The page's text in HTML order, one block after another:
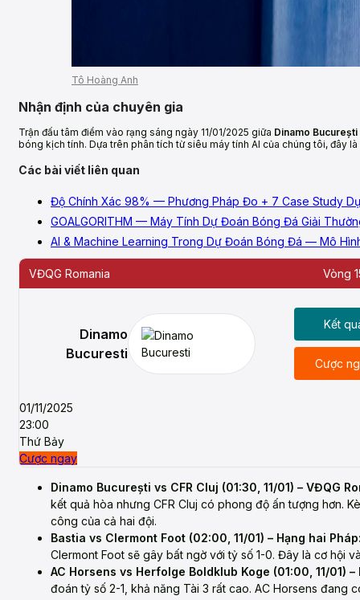
Tô Hoàng Anh
Nhận định của chuyên gia
Trận đấu tâm điểm vào rạng sáng ngày 11/01/2025 giữa Dinamo București
bóng kịch tính. Dựa trên phân tích từ siêu máy tính AI của chúng tôi, đây
Các bài viết liên quan
Độ Chính Xác 98% — Phương Pháp Đo + 7 Case Study
GOALGORITHM — Máy Tính Dự Đoán Bóng Đá Giải
AI & Machine Learning Trong Dự Đoán Bóng Đá — Mô
VĐQG Romania Vòng
Dinamo
Bucuresti
Kết
Cược
01/11/2025
23:00
Thứ Bảy
Cược ngay
Dinamo București vs CFR Cluj (01:30, 11/01) – VĐQG
kết quả hòa nhưng CFR Cluj có phong độ ấn tượng hơn.
công của cả hai đội.
Bastia vs Clermont Foot (02:00, 11/01) – Hạng hai
Clermont Foot sẽ gây bất ngờ với tỷ số 1-0. Đây là cơ hội
AC Horsens vs Herfolge Boldklub Koge (01:00, 11/01)
đoán tỷ số 2-1, khả năng Tài 3 rất cao. AC Horsens đang